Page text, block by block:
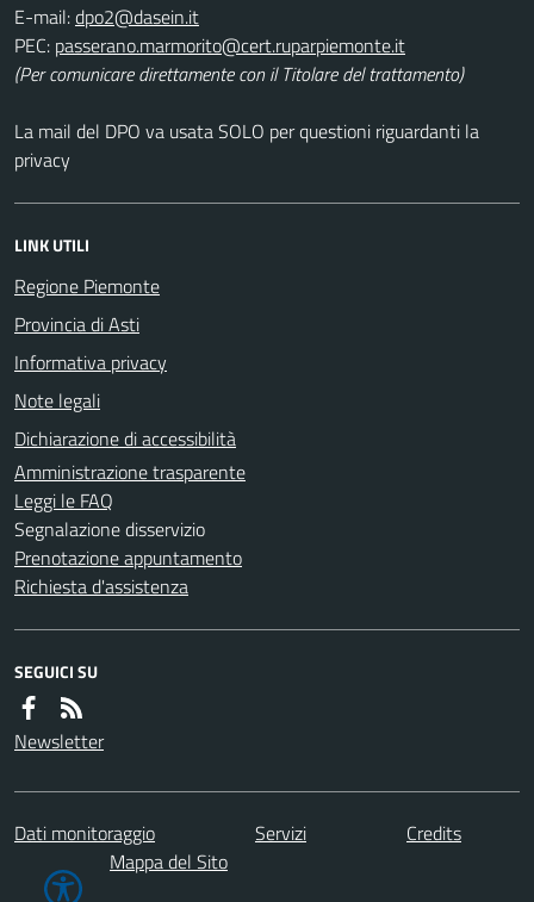
E-mail:
PEC:
(Per comunicare direttamente con il Titolare del trattamento)
La mail del DPO va usata SOLO per questioni riguardanti la
privacy
LINK UTILI
Regione Piemonte
Provincia di Asti
Informativa privacy
Note legali
Dichiarazione di accessibilità
Amministrazione trasparente
Leggi le FAQ
Segnalazione disservizio
Prenotazione appuntamento
Richiesta d'assistenza
SEGUICI SU
Newsletter
Dati monitoraggio Servizi
Credits
Mappa del Sito